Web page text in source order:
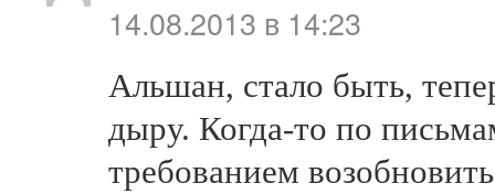
14.08.2013 в 14:23
Альшан, стало быть,
дыру. Когда-то по
требованием